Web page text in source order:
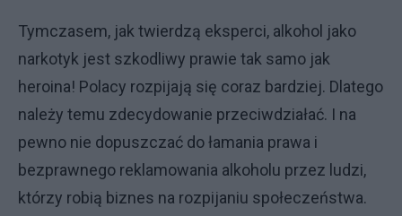
Tymczasem, jak twierdzą eksperci, alkohol jako
narkotyk jest szkodliwy prawie tak samo jak
heroina! Polacy rozpijają się coraz bardziej. Dlatego
należy temu zdecydowanie przeciwdziałać. I na
pewno nie dopuszczać do łamania prawa i
bezprawnego reklamowania alkoholu przez ludzi,
którzy robią biznes na rozpijaniu społeczeństwa.